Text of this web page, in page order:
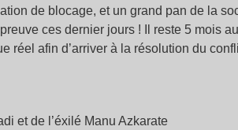
de blocage, et un grand pan de la
ces dernier jours ! Il reste 5 mois
réel afin d’arriver à la résolution du
et de l’éxilé Manu Azkarate